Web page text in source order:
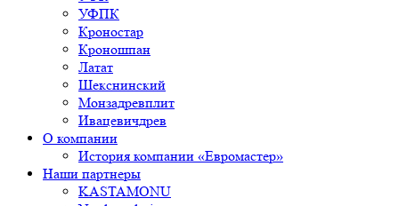
УФПК
Кроностар
Кроношпан
Латат
Шекснинский
Монзадревплит
Ивацевичдрев
О компании
История компании «Евромастер»
Наши партнеры
KASTAMONU